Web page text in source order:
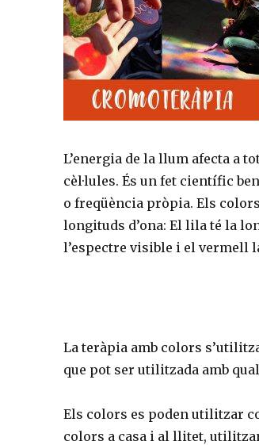
L’energia de la llum afecta a
cèl·lules. És un fet científic
o freqüència pròpia. Els
longituds d’ona: El lila té la
l’espectre visible i el vermell
La teràpia amb colors
que pot ser utilitzada amb
Els colors es poden utilitzar
colors a casa i al llitet,